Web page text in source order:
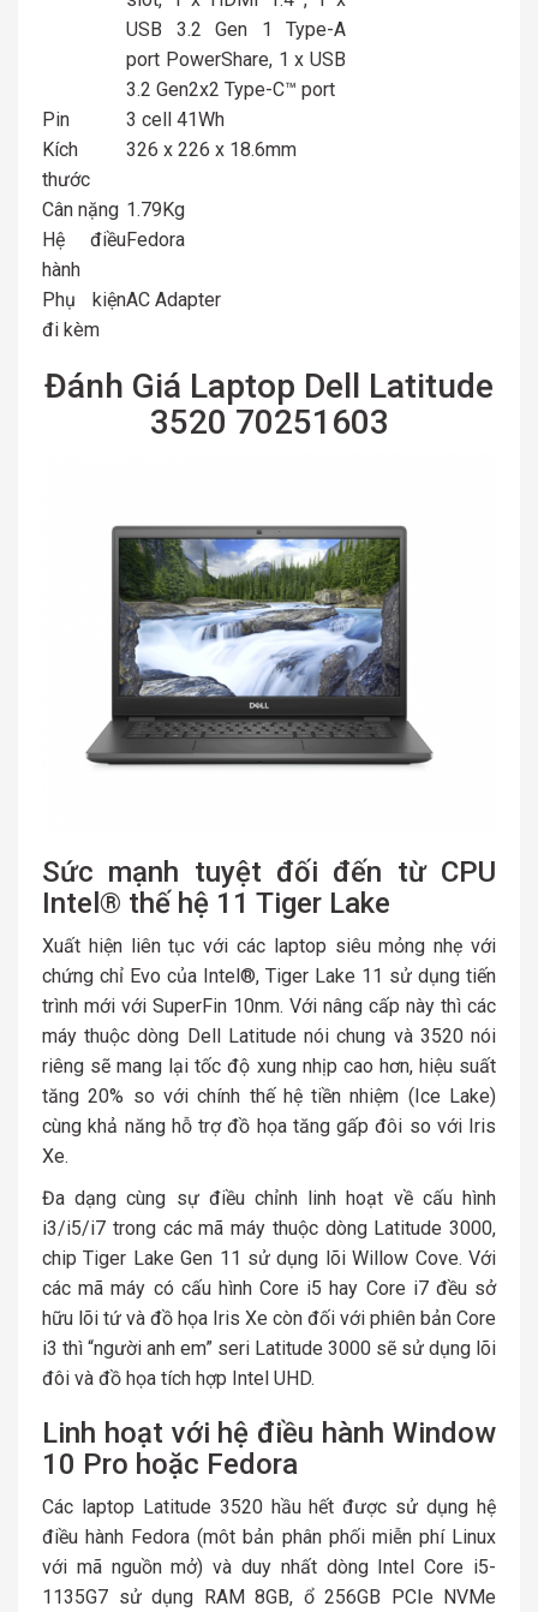
USB 3.2 Gen 1 Type-A
port PowerShare, 1 x USB
3.2 Gen2x2 Type-C™ port
Pin
3 cell 41Wh
Kích
thước
326 x 226 x 18.6mm
Cân nặng 1.79Kg
Hệ điều
hành
Fedora
Phụ kiện
đi kèm
AC Adapter
Đánh Giá Laptop Dell Latitude
3520 70251603
Sức mạnh tuyệt đối đến từ CPU
Intel® thế hệ 11 Tiger Lake
Xuất hiện liên tục với các laptop siêu mỏng nhẹ với
chứng chỉ Evo của Intel®, Tiger Lake 11 sử dụng tiến
trình mới với SuperFin 10nm. Với nâng cấp này thì các
máy thuộc dòng Dell Latitude nói chung và 3520 nói
riêng sẽ mang lại tốc độ xung nhịp cao hơn, hiệu suất
tăng 20% so với chính thế hệ tiền nhiệm (Ice Lake)
cùng khả năng hỗ trợ đồ họa tăng gấp đôi so với Iris
Xe.
Đa dạng cùng sự điều chỉnh linh hoạt về cấu hình
i3/i5/i7 trong các mã máy thuộc dòng Latitude 3000,
chip Tiger Lake Gen 11 sử dụng lõi Willow Cove. Với
các mã máy có cấu hình Core i5 hay Core i7 đều sở
hữu lõi tứ và đồ họa Iris Xe còn đối với phiên bản Core
i3 thì “người anh em” seri Latitude 3000 sẽ sử dụng lõi
đôi và đồ họa tích hợp Intel UHD.
Linh hoạt với hệ điều hành Window
10 Pro hoặc Fedora
Các laptop Latitude 3520 hầu hết được sử dụng hệ
điều hành Fedora (môt bản phân phối miễn phí Linux
với mã nguồn mở) và duy nhất dòng Intel Core i5-
1135G7 sử dụng RAM 8GB, ổ 256GB PCIe NVMe